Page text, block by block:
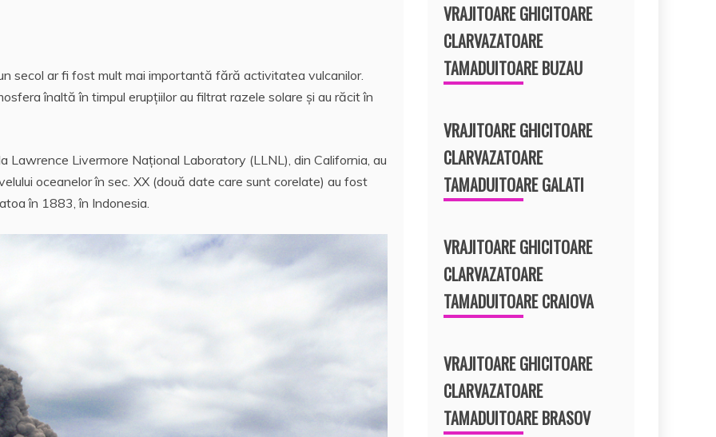
secol ar fi fost mult mai importantă fără activitatea vulcanilor.
înaltă în timpul erupţiilor au filtrat razele solare şi au răcit în
Lawrence Livermore Naţional Laboratory (LLNL), din California, au
oceanelor în sec. XX (două date care sunt corelate) au fost
în 1883, în Indonesia.
VRAJITOARE GHICITOARE
CLARVAZATOARE
TAMADUITOARE BUZAU
VRAJITOARE GHICITOARE
CLARVAZATOARE
TAMADUITOARE GALATI
VRAJITOARE GHICITOARE
CLARVAZATOARE
TAMADUITOARE CRAIOVA
VRAJITOARE GHICITOARE
CLARVAZATOARE
TAMADUITOARE BRASOV